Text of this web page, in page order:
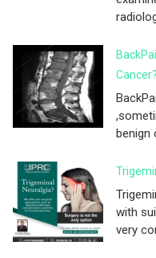
Cancer?
benign
with
very